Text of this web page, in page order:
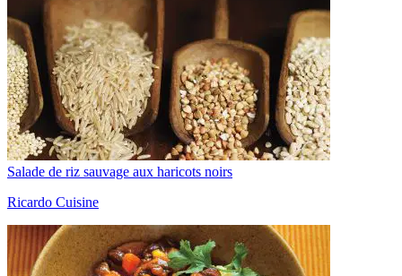
Salade de riz sauvage aux haricots noirs
Ricardo Cuisine